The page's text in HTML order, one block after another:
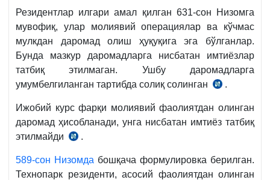
Резидентлар илгари амал қилган 631-сон Низомга
мувофиқ, улар молиявий операциялар ва кўчмас
мулкдан даромад олиш ҳуқуқига эга бўлганлар.
Бунда мазкур даромадларга нисбатан имтиёзлар
татбиқ этилмаган. Ушбу даромадларга
умумбелгиланган тартибда солиқ солинган
631-
.
Ижобий курс фарқи молиявий фаолиятдан олинган
даромад ҳисобланади, унга нисбатан имтиёз татбиқ
этилмайди
05.02.1999
ВМҚ
.
589-сон Низомда бошқача формулировка берилган.
Технопарк резиденти, асосий фаолиятдан олинган